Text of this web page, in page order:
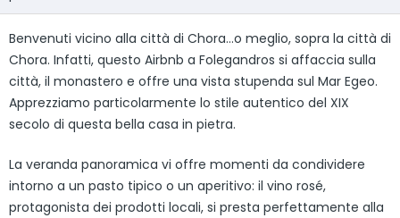
Benvenuti vicino alla città di Chora…o meglio, sopra la città di
Chora. Infatti, questo Airbnb a Folegandros si affaccia sulla
città, il monastero e offre una vista stupenda sul Mar Egeo.
Apprezziamo particolarmente lo stile autentico del XIX
secolo di questa bella casa in pietra.
La veranda panoramica vi offre momenti da condividere
intorno a un pasto tipico o un aperitivo: il vino rosé,
protagonista dei prodotti locali, si presta perfettamente alla